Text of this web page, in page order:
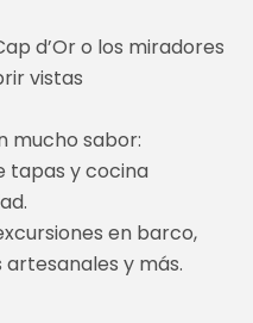
d’Or o los miradores
vistas
mucho sabor:
tapas y cocina
en barco,
y más.